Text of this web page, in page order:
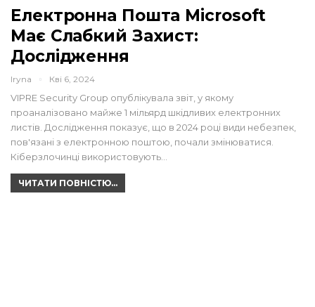
Електронна Пошта Microsoft
Має Слабкий Захист:
Дослідження
Iryna Кві 6, 2024
VIPRE Security Group опублікувала звіт, у якому
проаналізовано майже 1 мільярд шкідливих електронних
листів. Дослідження показує, що в 2024 році види небезпек,
пов'язані з електронною поштою, почали змінюватися.
Кіберзлочинці використовують…
ЧИТАТИ ПОВНІСТЮ...